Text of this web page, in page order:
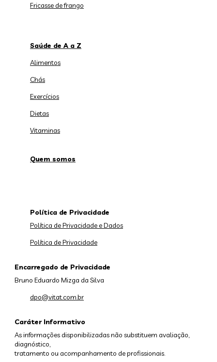
Fricasse de frango
Saúde de A a Z
Alimentos
Chás
Exercícios
Dietas
Vitaminas
Quem somos
Caráter Informativo
As informações disponibilizadas não substituem avaliação,
diagnóstico,
tratamento ou acompanhamento de profissionais.
Política de Privacidade
Política de Privacidade e Dados
Política de Privacidade
Encarregado de Privacidade
Bruno Eduardo Mizga da Silva
dpo@vitat.com.br